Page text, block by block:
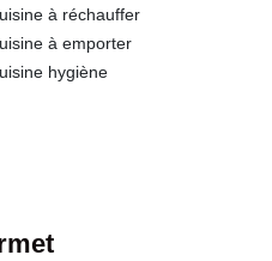
à réchauffer
à emporter
hygiène